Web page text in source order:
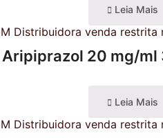
Leia Mais
Aripiprazol 20 mg/ml
Leia Mais